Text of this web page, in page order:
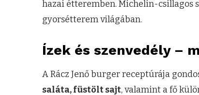
hazai étteremben. Michelin-csillagos
gyorsétterem világában.
Ízek és szenvedély –
A Rácz Jenő burger receptúrája
saláta, füstölt sajt, valamint a fő